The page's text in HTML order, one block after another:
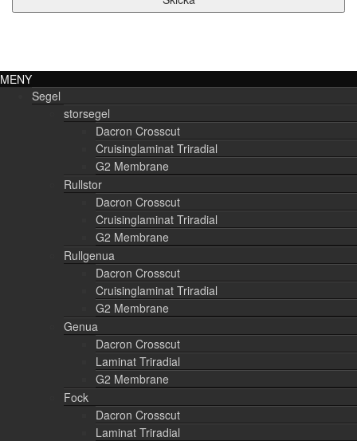
MENY
Segel
storsegel
Dacron Crosscut
Cruisinglaminat Triradial
G2 Membrane
Rullstor
Dacron Crosscut
Cruisinglaminat Triradial
G2 Membrane
Rullgenua
Dacron Crosscut
Cruisinglaminat Triradial
G2 Membrane
Genua
Dacron Crosscut
Laminat Triradial
G2 Membrane
Fock
Dacron Crosscut
Laminat Triradial